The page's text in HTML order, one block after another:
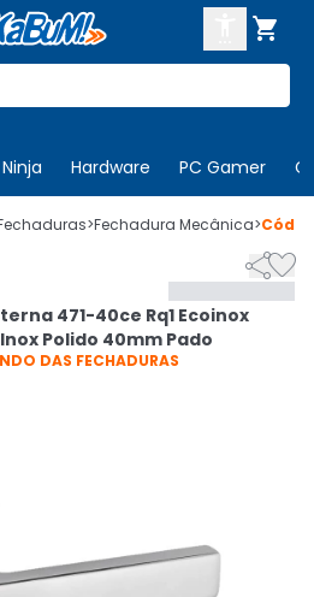

Hardware PC Gamer
SE
>Fechadura Mecânica>

471-40ce Rq1 Ecoinox
Polido 40mm Pado
DAS FECHADURAS